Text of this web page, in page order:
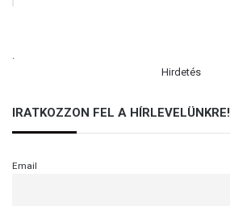
.
Hirdetés
IRATKOZZON FEL A HÍRLEVELÜNKRE!
Email